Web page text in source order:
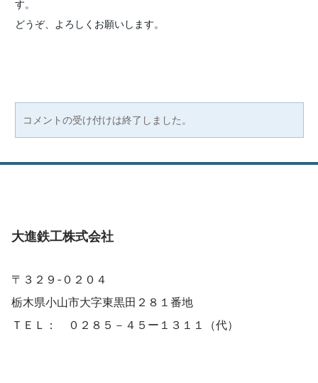
す。
どうぞ、よろしくお願いします。
コメントの受け付けは終了しました。
​大進鉄工株式会社
​〒３２９-０２０４
栃木県小山市大字東黒田２８１番地
ＴＥＬ： ０２８５－４５ー１３１１（代）